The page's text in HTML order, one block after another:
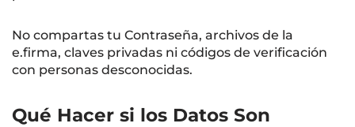
No compartas tu Contraseña, archivos de la
e.firma, claves privadas ni códigos de verificación
con personas desconocidas.
Qué Hacer si los Datos Son